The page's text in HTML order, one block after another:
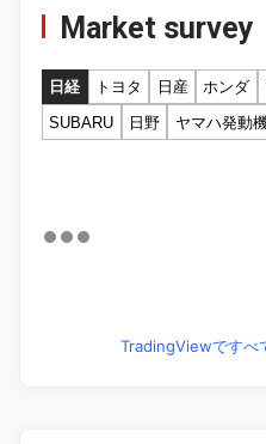
Market survey
日経 トヨタ 日産 ホンダ
SUBARU
日野 ヤマハ発動
TradingViewですべ